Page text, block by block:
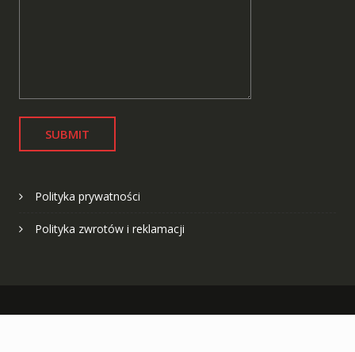
Polityka prywatności
Polityka zwrotów i reklamacji